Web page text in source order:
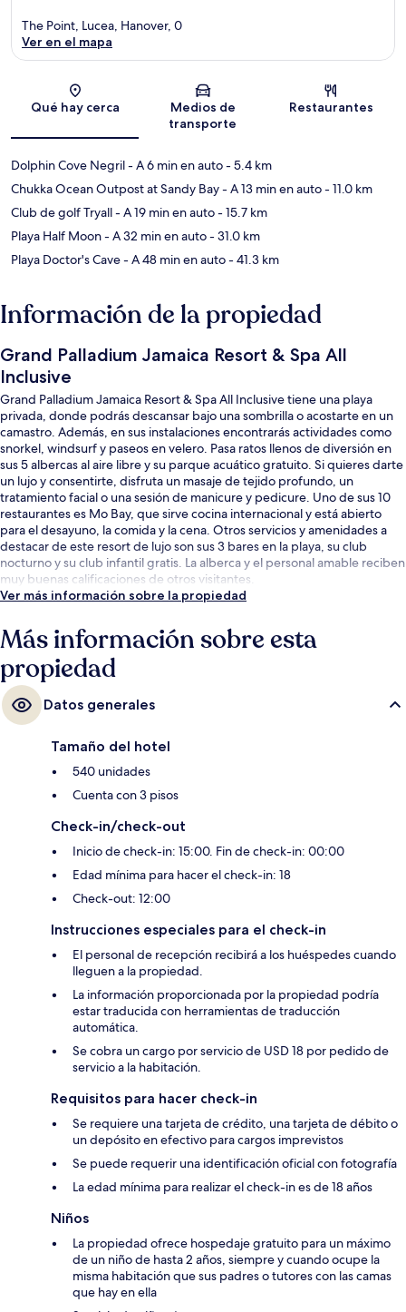
Sección del mapa
The Point, Lucea, Hanover, 0
Ver en el mapa
Qué hay cerca
Medios de
transporte
Restaurantes
Dolphin Cove Negril- A 6 min en auto- 5.4 km
Chukka Ocean Outpost at Sandy Bay- A 13 min en auto- 11.0 km
Club de golf Tryall- A 19 min en auto- 15.7 km
Playa Half Moon- A 32 min en auto- 31.0 km
Playa Doctor's Cave- A 48 min en auto- 41.3 km
Información de la propiedad
Grand Palladium Jamaica Resort & Spa All
Inclusive
Grand Palladium Jamaica Resort & Spa All Inclusive tiene una playa
privada, donde podrás descansar bajo una sombrilla o acostarte en un
camastro. Además, en sus instalaciones encontrarás actividades como
snorkel, windsurf y paseos en velero. Pasa ratos llenos de diversión en
sus 5 albercas al aire libre y su parque acuático gratuito. Si quieres darte
un lujo y consentirte, disfruta un masaje de tejido profundo, un
tratamiento facial o una sesión de manicure y pedicure. Uno de sus 10
restaurantes es Mo Bay, que sirve cocina internacional y está abierto
para el desayuno, la comida y la cena. Otros servicios y amenidades a
destacar de este resort de lujo son sus 3 bares en la playa, su club
nocturno y su club infantil gratis. La alberca y el personal amable reciben
muy buenas calificaciones de otros visitantes.
Ver más información sobre la propiedad
Más información sobre esta
propiedad
Datos generales
Tamaño del hotel
540 unidades
Cuenta con 3 pisos
Check-in/check-out
Inicio de check-in: 15:00. Fin de check-in: 00:00
Edad mínima para hacer el check-in: 18
Check-out: 12:00
Instrucciones especiales para el check-in
El personal de recepción recibirá a los huéspedes cuando
lleguen a la propiedad.
La información proporcionada por la propiedad podría
estar traducida con herramientas de traducción
automática.
Se cobra un cargo por servicio de USD 18 por pedido de
servicio a la habitación.
Requisitos para hacer check-in
Se requiere una tarjeta de crédito, una tarjeta de débito o
un depósito en efectivo para cargos imprevistos
Se puede requerir una identificación oficial con fotografía
La edad mínima para realizar el check-in es de 18 años
Niños
La propiedad ofrece hospedaje gratuito para un máximo
de un niño de hasta 2 años, siempre y cuando ocupe la
misma habitación que sus padres o tutores con las camas
que hay en ella